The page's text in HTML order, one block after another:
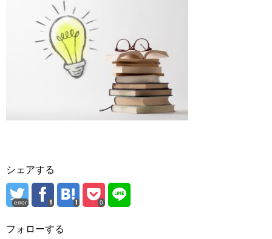
シェアする
error 0
フォローする